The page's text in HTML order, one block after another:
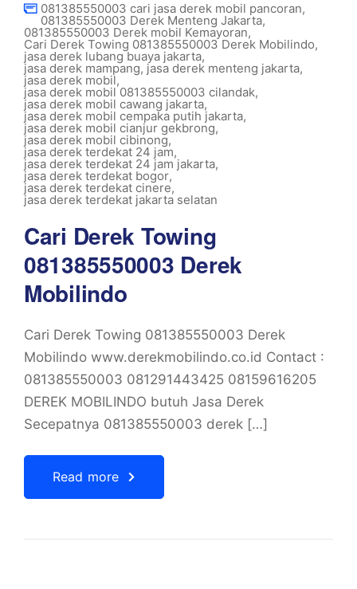
081385550003 cari jasa derek mobil pancoran,
081385550003 Derek Menteng Jakarta,
081385550003 Derek mobil Kemayoran,
Cari Derek Towing 081385550003 Derek Mobilindo,
jasa derek lubang buaya jakarta,
jasa derek mampang, jasa derek menteng jakarta,
jasa derek mobil,
jasa derek mobil 081385550003 cilandak,
jasa derek mobil cawang jakarta,
jasa derek mobil cempaka putih jakarta,
jasa derek mobil cianjur gekbrong,
jasa derek mobil cibinong,
jasa derek terdekat 24 jam,
jasa derek terdekat 24 jam jakarta,
jasa derek terdekat bogor,
jasa derek terdekat cinere,
jasa derek terdekat jakarta selatan
Cari Derek Towing
081385550003 Derek
Mobilindo
Cari Derek Towing 081385550003 Derek
Mobilindo www.derekmobilindo.co.id Contact :
081385550003 081291443425 08159616205
DEREK MOBILINDO butuh Jasa Derek
Secepatnya 081385550003 derek […]
Read more